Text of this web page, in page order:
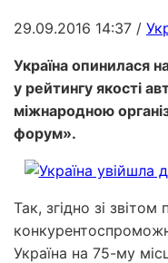
29.09.2016 14:37 /
Україна опинилася
у рейтингу якості
міжнародною
форум».
Так, згідно зі звітом
Україна на 75-му